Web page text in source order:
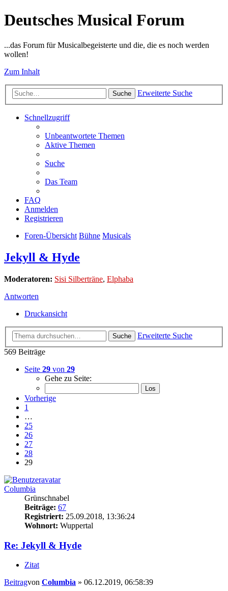
Deutsches Musical Forum
...das Forum für Musicalbegeisterte und die, die es noch werden
wollen!
Zum Inhalt
Suche Erweiterte Suche
Schnellzugriff
Unbeantwortete Themen
Aktive Themen
Suche
Das Team
FAQ
Anmelden
Registrieren
Foren-Übersicht Bühne Musicals
Jekyll & Hyde
Moderatoren: Sisi Silberträne, Elphaba
Antworten
Druckansicht
Suche
Erweiterte Suche
569 Beiträge
Seite 29 von 29
Gehe zu Seite:
Vorherige
1
…
25
26
27
28
29
Columbia
Grünschnabel
Beiträge: 67
Registriert: 25.09.2018, 13:36:24
Wohnort: Wuppertal
Re: Jekyll & Hyde
Zitat
Beitragvon Columbia » 06.12.2019, 06:58:39